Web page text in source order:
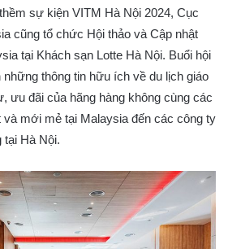
sự kiện VITM Hà Nội 2024, Cục
cũng tổ chức Hội thảo và Cập nhật
tại Khách sạn Lotte Hà Nội. Buổi hội
thông tin hữu ích về du lịch giáo
ưu đãi của hãng hàng không cùng các
và mới mẻ tại Malaysia đến các công ty
tại Hà Nội.